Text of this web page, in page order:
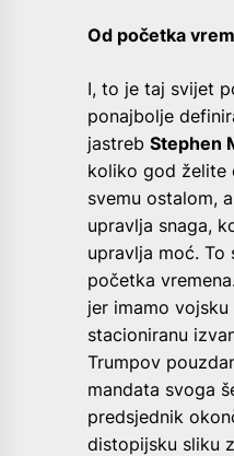
Od početka
I, to je taj svijet
ponajbolje
jastreb Stephen
koliko god želite
svemu ostalom,
upravlja snaga,
upravlja moć. To
početka
jer imamo vojsku
stacioniranu
Trumpov
mandata svoga
predsjednik
distopijsku sliku